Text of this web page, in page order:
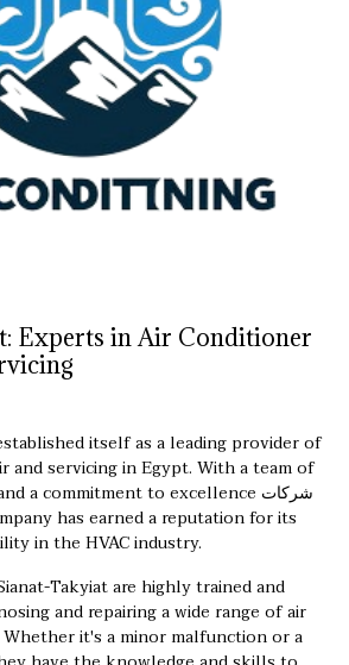
Experts in Air Conditioner
itself as a leading provider of
and servicing in Egypt. With a team of
a commitment to excellence شركات
has earned a reputation for its
in the HVAC industry.
Takyiat are highly trained and
and repairing a wide range of air
it's a minor malfunction or a